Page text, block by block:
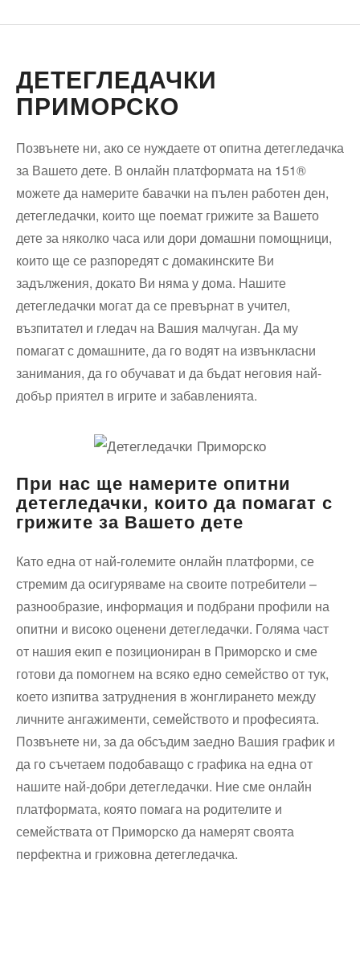
ДЕТЕГЛЕДАЧКИ
ПРИМОРСКО
Позвънете ни, ако се нуждаете от опитна детегледачка
за Вашето дете. В онлайн платформата на 151®
можете да намерите бавачки на пълен работен ден,
детегледачки, които ще поемат грижите за Вашето
дете за няколко часа или дори домашни помощници,
които ще се разпоредят с домакинските Ви
задължения, докато Ви няма у дома. Нашите
детегледачки могат да се превърнат в учител,
възпитател и гледач на Вашия малчуган. Да му
помагат с домашните, да го водят на извънкласни
занимания, да го обучават и да бъдат неговия най-
добър приятел в игрите и забавленията.
При нас ще намерите опитни
детегледачки, които да помагат с
грижите за Вашето дете
Като една от най-големите онлайн платформи, се
стремим да осигуряваме на своите потребители –
разнообразие, информация и подбрани профили на
опитни и високо оценени детегледачки. Голяма част
от нашия екип е позициониран в Приморско и сме
готови да помогнем на всяко едно семейство от тук,
което изпитва затруднения в жонглирането между
личните ангажименти, семейството и професията.
Позвънете ни, за да обсъдим заедно Вашия график и
да го съчетаем подобаващо с графика на една от
нашите най-добри детегледачки. Ние сме онлайн
платформата, която помага на родителите и
семействата от Приморско да намерят своята
перфектна и грижовна детегледачка.